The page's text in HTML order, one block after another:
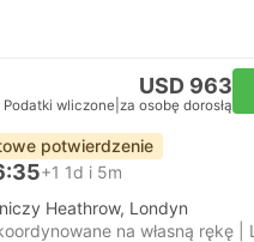
USD 963
Podatki wliczone za osobę dorosłą
potwierdzenie
+1 1d i 5m
Heathrow, Londyn
na własną rękę |